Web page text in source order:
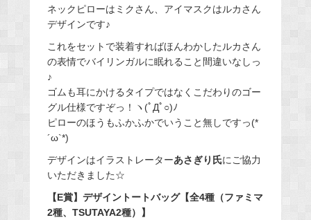
ネックピローはミクさん、アイマスクはルカさん
デザインです♪
これをセットで装着すればほんわかしたルカさん
の表情でバイリンガルに眠れること間違いなしっ
♪
ゴムも耳にかけるタイプではなくこだわりのゴー
グル仕様ですぞっ！ヽ(ﾟДﾟ○)ﾉ
ピローのほうもふかふかでいうこと無しですっ(*
´ω`*)
デザインはイラストレーターあさぎり氏にご協力
いただきました☆
【E賞】デザイントートバッグ【全4種（ファミマ
2種、TSUTAYA2種）】